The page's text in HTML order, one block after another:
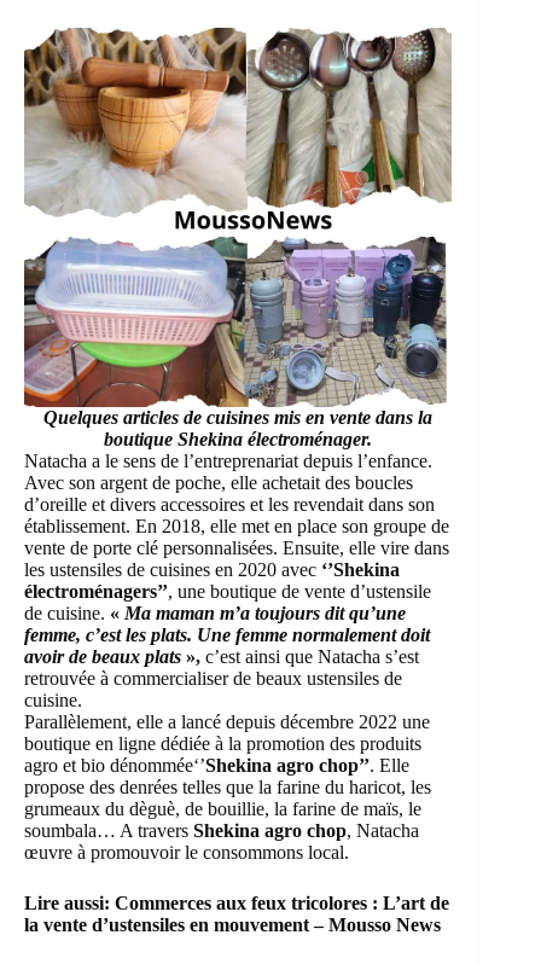
Quelques articles de cuisines mis en vente dans la
boutique Shekina électroménager.
Natacha a le sens de l’entreprenariat depuis l’enfance.
Avec son argent de poche, elle achetait des boucles
d’oreille et divers accessoires et les revendait dans son
établissement. En 2018, elle met en place son groupe de
vente de porte clé personnalisées. Ensuite, elle vire dans
les ustensiles de cuisines en 2020 avec ‘’Shekina
électroménagers’’, une boutique de vente d’ustensile
de cuisine. « Ma maman m’a toujours dit qu’une
femme, c’est les plats. Une femme normalement doit
avoir de beaux plats », c’est ainsi que Natacha s’est
retrouvée à commercialiser de beaux ustensiles de
cuisine.
Parallèlement, elle a lancé depuis décembre 2022 une
boutique en ligne dédiée à la promotion des produits
agro et bio dénommée‘’Shekina agro chop’’. Elle
propose des denrées telles que la farine du haricot, les
grumeaux du dèguè, de bouillie, la farine de maïs, le
soumbala… A travers Shekina agro chop, Natacha
œuvre à promouvoir le consommons local.
Lire aussi: Commerces aux feux tricolores : L’art de
la vente d’ustensiles en mouvement – Mousso News